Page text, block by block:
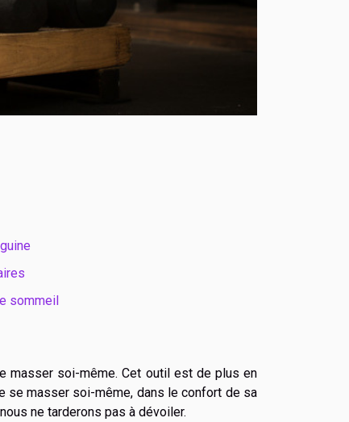
sommeil
masser soi-même. Cet outil est de plus en
se masser soi-même, dans le confort de sa
ne tarderons pas à dévoiler.